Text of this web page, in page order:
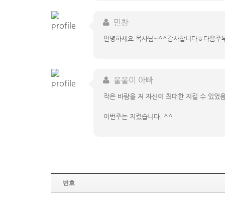
민찬
안녕하세요 목사님~^^감사합니다ㅎ다음주
울울이 아빠
작은 바람을 저 자신이 최대한 지킬 수 있었
이번주는 지켰습니다. ^^
번호